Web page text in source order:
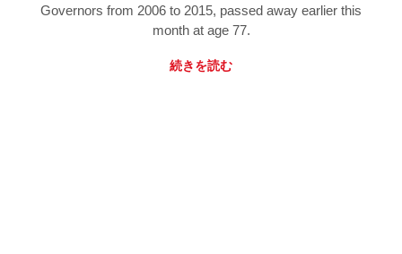
Governors from 2006 to 2015, passed away earlier this
month at age 77.
続きを読む